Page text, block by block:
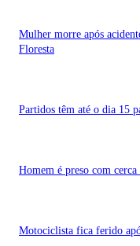
Mulher morre após
Floresta
Partidos têm até o dia 15
Homem é preso com
Motociclista fica ferido